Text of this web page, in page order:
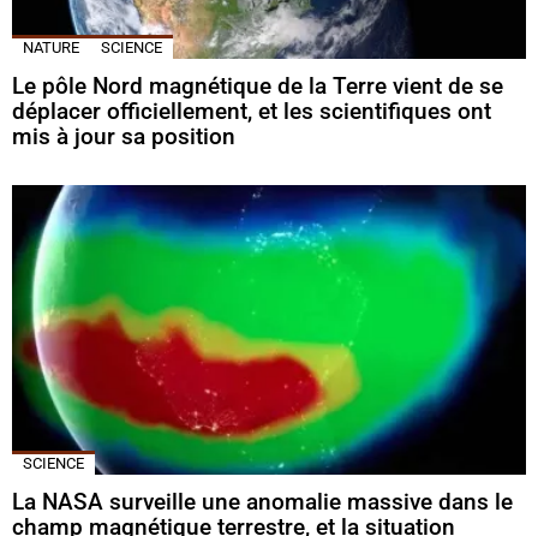
NATURE SCIENCE
Le pôle Nord magnétique de la Terre vient de se
déplacer officiellement, et les scientifiques ont
mis à jour sa position
SCIENCE
La NASA surveille une anomalie massive dans le
champ magnétique terrestre, et la situation